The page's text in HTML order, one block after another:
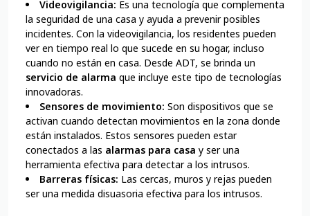
Videovigilancia: Es una tecnología que complementa
la seguridad de una casa y ayuda a prevenir posibles
incidentes. Con la videovigilancia, los residentes pueden
ver en tiempo real lo que sucede en su hogar, incluso
cuando no están en casa. Desde ADT, se brinda un
servicio de alarma que incluye este tipo de tecnologías
innovadoras.
Sensores de movimiento: Son dispositivos que se
activan cuando detectan movimientos en la zona donde
están instalados. Estos sensores pueden estar
conectados a las alarmas para casa y ser una
herramienta efectiva para detectar a los intrusos.
Barreras físicas: Las cercas, muros y rejas pueden
ser una medida disuasoria efectiva para los intrusos.